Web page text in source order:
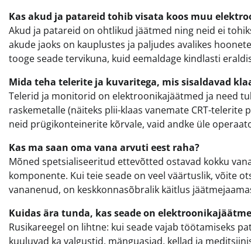
Kas akud ja patareid tohib visata koos muu
Akud ja patareid on ohtlikud jäätmed ning neid ei
akude jaoks on kauplustes ja paljudes avalikes
tooge seade tervikuna, kuid eemaldage kindlasti
Mida teha telerite ja kuvaritega, mis sisaldavad
Telerid ja monitorid on elektroonikajäätmed ja need
raskemetalle (näiteks plii-klaas vanemate CRT-
neid prügikonteinerite kõrvale, vaid andke üle
Kas ma saan oma vana arvuti eest raha?
Mõned spetsialiseeritud ettevõtted ostavad kokku
komponente. Kui teie seade on veel väärtuslik, võite
vananenud, on keskkonnasõbralik käitlus
Kuidas ära tunda, kas seade on
Rusikareegel on lihtne: kui seade vajab töötamiseks
kuuluvad ka valgustid, mänguasjad, kellad ja